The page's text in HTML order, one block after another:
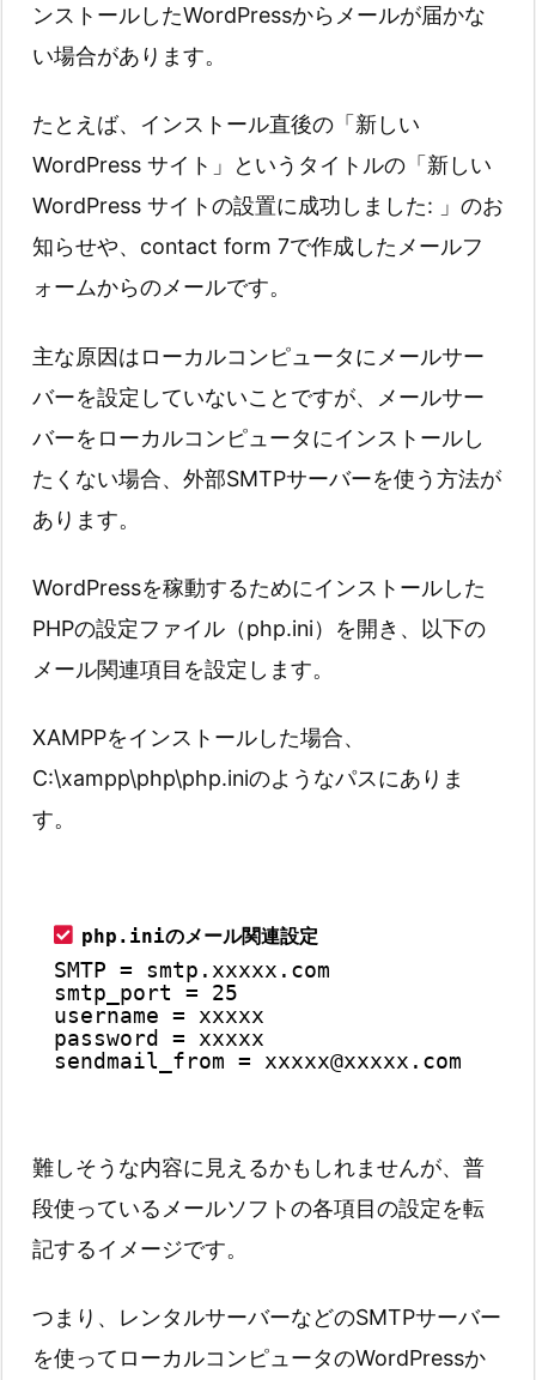
ンストールしたWordPressからメールが届かな
い場合があります。
たとえば、インストール直後の「新しい
WordPress サイト」というタイトルの「新しい
WordPress サイトの設置に成功しました: 」のお
知らせや、contact form 7で作成したメールフ
ォームからのメールです。
主な原因はローカルコンピュータにメールサー
バーを設定していないことですが、メールサー
バーをローカルコンピュータにインストールし
たくない場合、外部SMTPサーバーを使う方法が
あります。
WordPressを稼動するためにインストールした
PHPの設定ファイル（php.ini）を開き、以下の
メール関連項目を設定します。
XAMPPをインストールした場合、
C:\xampp\php\php.iniのようなパスにありま
す。
php.iniのメール関連設定
SMTP = smtp.xxxxx.com
smtp_port = 25
username = xxxxx
password = xxxxx
sendmail_from = xxxxx@xxxxx.com
難しそうな内容に見えるかもしれませんが、普
段使っているメールソフトの各項目の設定を転
記するイメージです。
つまり、レンタルサーバーなどのSMTPサーバー
を使ってローカルコンピュータのWordPressか